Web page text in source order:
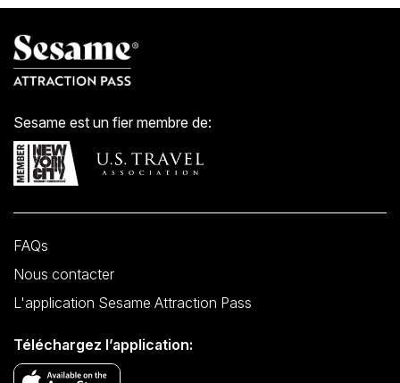
Sesame est un fier membre de:
FAQs
Nous contacter
L'application Sesame Attraction Pass
Téléchargez l’application: